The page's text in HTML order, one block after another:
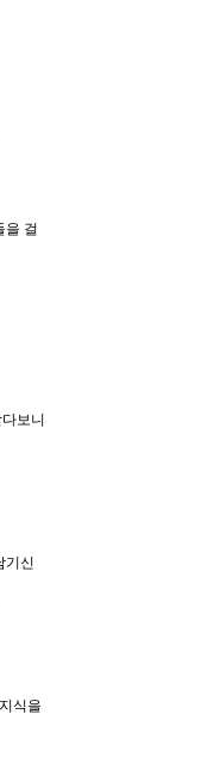
을 걸
보니
기신
식을